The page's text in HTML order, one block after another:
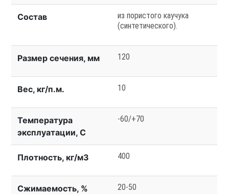
Состав
из пористого каучука
(синтетического).
Размер сечения, мм 120
Вес, кг/п.м. 10
Температура
эксплуатации, С
-60/+70
Плотность, кг/м3 400
Сжимаемость, % 20-50